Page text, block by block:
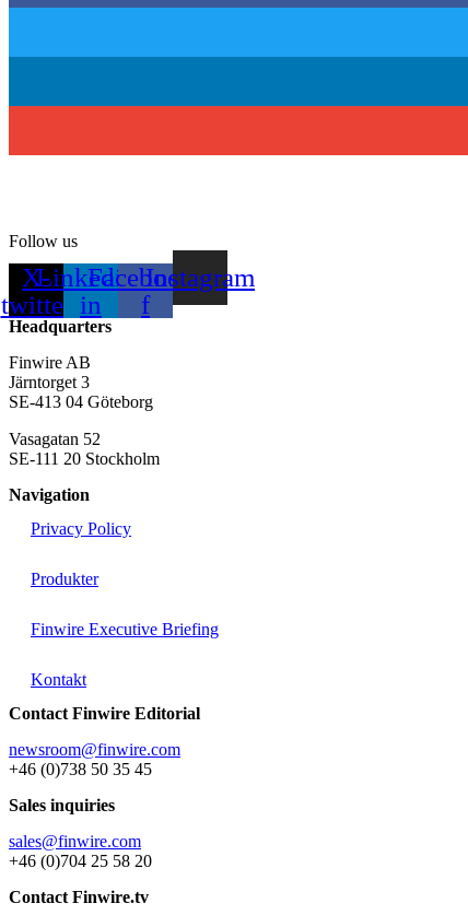
Follow us
X-
twitter
Linkedin-
in
Facebook-
f
Instagram
Headquarters
Finwire AB
Järntorget 3
SE-413 04 Göteborg
Vasagatan 52
SE-111 20 Stockholm
Navigation
Privacy Policy
Produkter
Finwire Executive Briefing
Kontakt
Contact Finwire Editorial
newsroom@finwire.com
+46 (0)738 50 35 45
Sales inquiries
sales@finwire.com
+46 (0)704 25 58 20
Contact Finwire.tv